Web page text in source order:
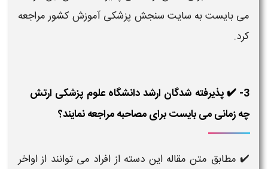
می بایست به سایت سنجش پزشکی آموزش کشور مراجعه
کرد.
3- ✔️ پذیرفته شدگان ارشد دانشگاه علوم پزشکی ارتش
چه زمانی می بایست برای مصاحبه مراجعه نمایند؟
✔️ مطابق متن مقاله این دسته از افراد می توانند از اواخر